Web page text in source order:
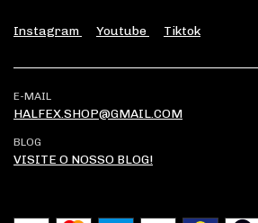
Instagram Youtube Tiktok
E-MAIL
HALFEX.SHOP@GMAIL.COM
BLOG
VISITE O NOSSO BLOG!